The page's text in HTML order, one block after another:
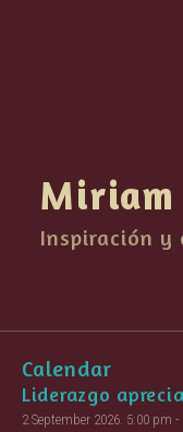
Miriam
Inspiración y
Calendar
Liderazgo
2 September 2026. 5:00 pm -